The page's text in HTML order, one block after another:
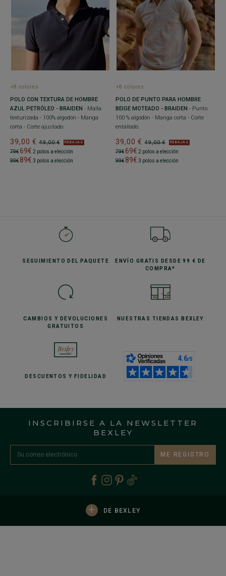
+8 colores
POLO CON TEXTURA DE HOMBRE
AZUL PETRÓLEO - BRAIDEN - Malla
texturizada - 100% algodón - Manga
corta - Corte ajustado
49,00 €
39,00 € REBAJAS
79€69€ 2 polos a elección
99€ 89€ 3 polos a elección
+8 colores
POLO DE PUNTO PARA HOMBRE
BEIGE MOTEADO - BRAIDEN - Punto
100 % algodón - Manga corta - Corte
entallado
49,00 €
39,00 € REBAJAS
79€69€ 2 polos a elección
99€ 89€ 3 polos a elección
SEGUIMIENTO DEL PAQUETE ENVÍO GRATIS
DESDE 99 € DE
COMPRA*
CAMBIOS Y DEVOLUCIONES
GRATUITOS
NUESTRAS TIENDAS BEXLEY
DESCUENTOSY FIDELIDAD
INSCRIBIRSE A LA NEWSLETTER
BEXLEY
ME REGISTRO
+ DE BEXLEY